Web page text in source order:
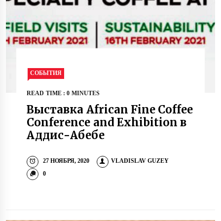
СОБЫТИЯ
READ TIME : 0 MINUTES
Выставка African Fine Coffee
Conference and Exhibition в
Аддис-Абебе
27 НОЯБРЯ, 2020
VLADISLAV GUZEY
0